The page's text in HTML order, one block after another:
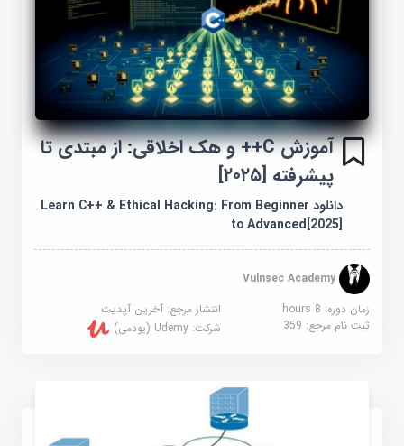
آموزش C++ و هک اخلاقی: از مبتدی تا
پیشرفته [۲۰۲۵]
دانلود Learn C++ & Ethical Hacking: From Beginner
to Advanced[2025]
Vulnsec Academy
زمان دوره: 8 hours
انتشار مرجع:آخرین آپدیت
ثبت نام مرجع:359 شرکت:Udemy (یودمی)